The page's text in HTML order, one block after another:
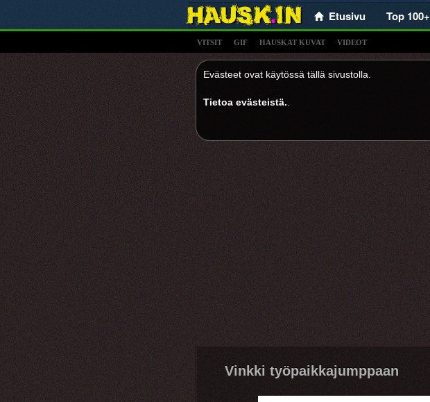
Etusivu Top 100+
VITSIT GIF HAUSKAT KUVAT VIDEOT
Evästeet ovat käytössä tällä sivustolla.
Tietoa evästeistä.
Vinkki työpaikkajumppaan